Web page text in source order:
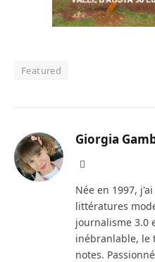
Featured
Giorgia
Née en 1997,
littératures
journalisme 3.0
inébranlable, le
notes.